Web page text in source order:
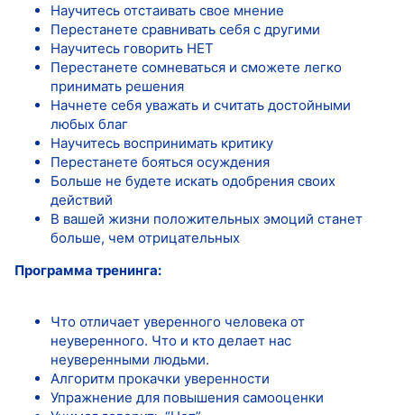
Научитесь отстаивать свое мнение
Перестанете сравнивать себя с другими
Научитесь говорить НЕТ
Перестанете сомневаться и сможете легко
принимать решения
Начнете себя уважать и считать достойными
любых благ
Научитесь воспринимать критику
Перестанете бояться осуждения
Больше не будете искать одобрения своих
действий
В вашей жизни положительных эмоций станет
больше, чем отрицательных
Программа тренинга:
Что отличает уверенного человека от
неуверенного. Что и кто делает нас
неуверенными людьми.
Алгоритм прокачки уверенности
Упражнение для повышения самооценки